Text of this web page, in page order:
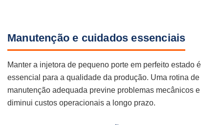
Manutenção e cuidados essenciais
Manter a injetora de pequeno porte em perfeito estado é
essencial para a qualidade da produção. Uma rotina de
manutenção adequada previne problemas mecânicos e
diminui custos operacionais a longo prazo.